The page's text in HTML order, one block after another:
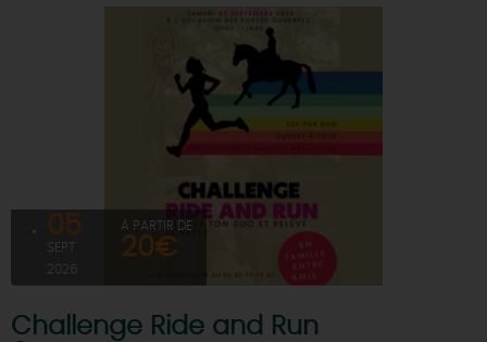
05
SEPT
2026
À PARTIR DE
20€
Challenge Ride and Run